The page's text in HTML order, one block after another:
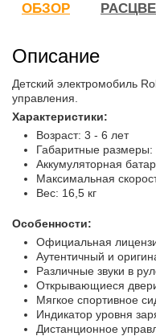
ОБЗОР
Описание
Детский электромобиль
управления.
Характеристики:
Возраст: 3 - 6 лет
Габаритные размеры:
Аккумуляторная
Максимальная
Вес: 16,5 кг
Особенности:
Официальная
Аутентичный и
Различные звуки в
Открывающиеся
Мягкое спортивное
Индикатор уровня
Дистанционное